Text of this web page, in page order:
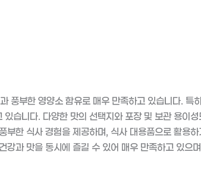
풍부한 영양소 함유로 매우 만족하고 있습니다. 특
습니다. 다양한 맛의 선택지와 포장 및 보관 용이
부한 식사 경험을 제공하며, 식사 대용품으로 활용
강과 맛을 동시에 즐길 수 있어 매우 만족하고 있으